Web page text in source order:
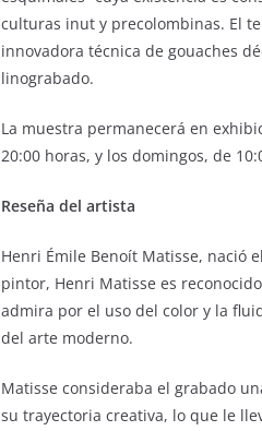
culturas inut y precolombinas. El
innovadora técnica de gouaches
linograbado.
La muestra permanecerá en
20:00 horas, y los domingos, de
Reseña del artista
Henri Émile Benoít Matisse, nació
pintor, Henri Matisse es
admira por el uso del color y la
del arte moderno.
Matisse consideraba el grabado
su trayectoria creativa, lo que le